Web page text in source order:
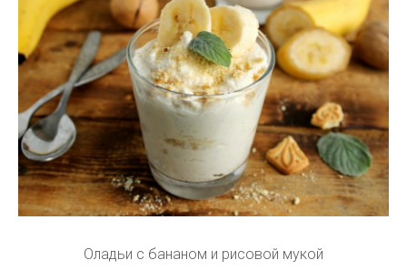
Оладьи с бананом и рисовой мукой